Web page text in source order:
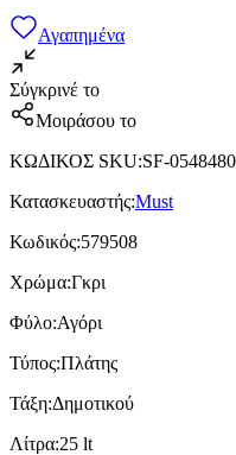
Αγαπημένα
Σύγκρινέ το
Μοιράσου το
ΚΩΔΙΚΟΣ SKU:SF-
Κατασκευαστής:Must
Κωδικός:579508
Χρώμα:Γκρι
Φύλο:Αγόρι
Τύπος:Πλάτης
Τάξη:Δημοτικού
Λίτρα:25 lt